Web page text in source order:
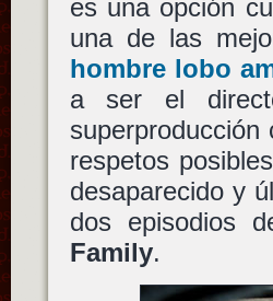
es una opción
una de las
hombre lobo
a ser el
respetos
desaparecido y
dos episodios
Family.